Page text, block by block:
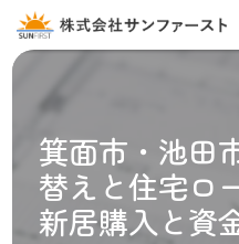
箕面市・池田
替えと住宅ロ
新居購入と資